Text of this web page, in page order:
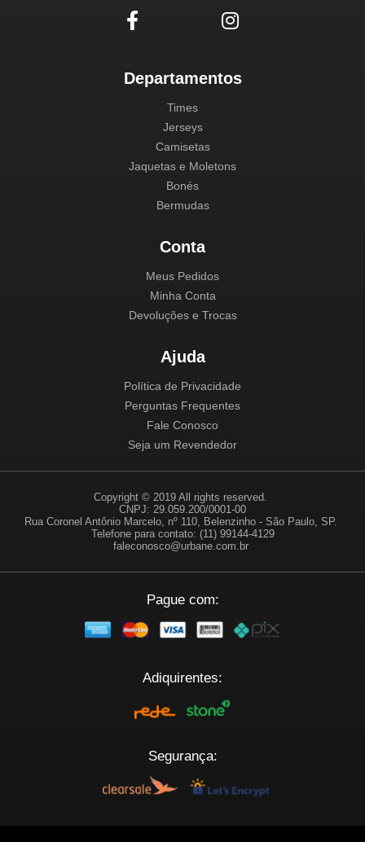
Departamentos
Times
Jerseys
Camisetas
Jaquetas e Moletons
Bonés
Bermudas
Conta
Meus Pedidos
Minha Conta
Devoluções e Trocas
Ajuda
Política de Privacidade
Perguntas Frequentes
Fale Conosco
Seja um Revendedor
Copyright © 2019 All rights reserved.
CNPJ: 29.059.200/0001-00
Rua Coronel Antônio Marcelo, nº 110, Belenzinho - São Paulo, SP.
Telefone para contato: (11) 99144-4129
faleconosco@urbane.com.br
Pague com:
Adiquirentes:
Segurança: